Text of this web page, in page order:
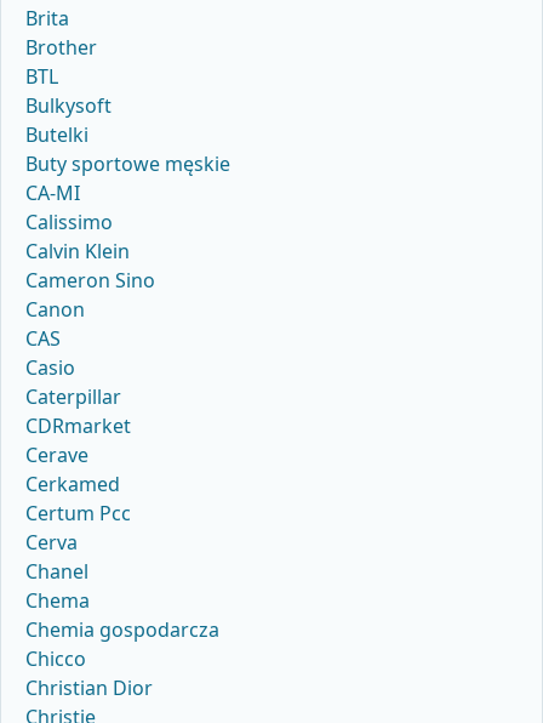
Brita
Brother
BTL
Bulkysoft
Butelki
Buty sportowe męskie
CA-MI
Calissimo
Calvin Klein
Cameron Sino
Canon
CAS
Casio
Caterpillar
CDRmarket
Cerave
Cerkamed
Certum Pcc
Cerva
Chanel
Chema
Chemia gospodarcza
Chicco
Christian Dior
Christie